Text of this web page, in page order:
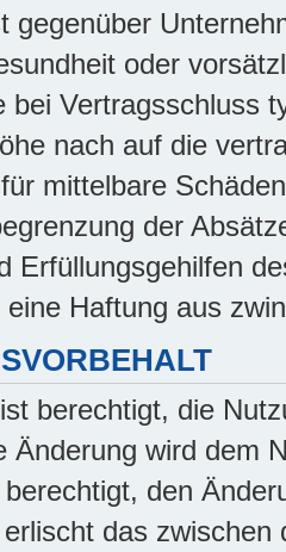
gegenüber
oder
bei Vertragsschluss
nach auf die
mittelbare
der
Erfüllungsgehilfen
Haftung aus
berechtigt, die
Änderung wird dem
den
das